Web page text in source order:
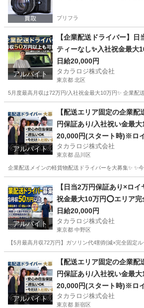
プリフラ
アルバイト
【企業配送ドライバー】日
ティーなし✨入社祝金最大
日給20,000円
タカラロジ株式会社
東京都 北区
5月度最高月収は72万円/入社祝金最大10万円✨ 企業
ドライバー 貨物
アルバイト
【配送エリア固定の企業
円保証あり/入社祝い金最
20,000円(スタート時)※ロ
タカラロジ株式会社
東京都 品川区
企業配送メインの軽貨物配送ドライバーを大募集✨ ✨
ドライバー 貨物
アルバイト
【日当2万円保証あり×ロ
祝金最大10万円⭕️エリア
イバー
日給20,000円
タカラロジ株式会社
東京都 中野区
【5月最高月収72万円】ガソリン代4割削減×完全固
ドライバー ロイヤリティ
アルバイト
【配送エリア固定の企業
円保証あり/入社祝い金最
20,000円(スタート時)※ロ
タカラロジ株式会社
東京都 新宿区